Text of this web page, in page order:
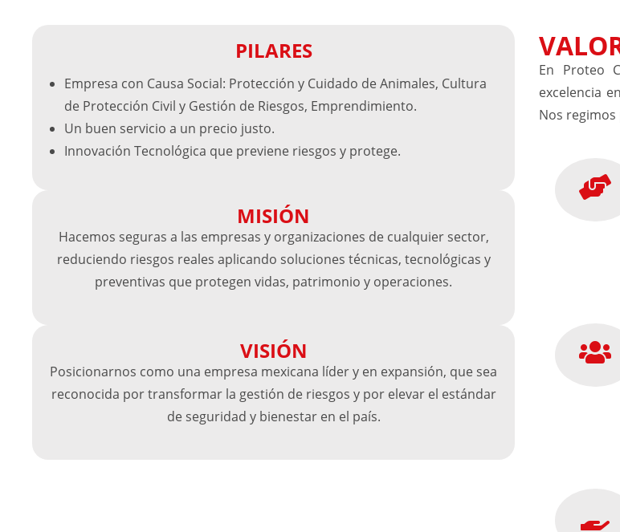
PILARES
Empresa con Causa Social: Protección y Cuidado de Animales, Cultura
de Protección Civil y Gestión de Riesgos, Emprendimiento.
Un buen servicio a un precio justo.
Innovación Tecnológica que previene riesgos y protege.
MISIÓN
Hacemos seguras a las empresas y organizaciones de cualquier sector,
reduciendo riesgos reales aplicando soluciones técnicas, tecnológicas y
preventivas que protegen vidas, patrimonio y operaciones.
VISIÓN
Posicionarnos como una empresa mexicana líder y en expansión, que sea
reconocida por transformar la gestión de riesgos y por elevar el estándar
de seguridad y bienestar en el país.
En Proteo
excelencia
Nos regimos